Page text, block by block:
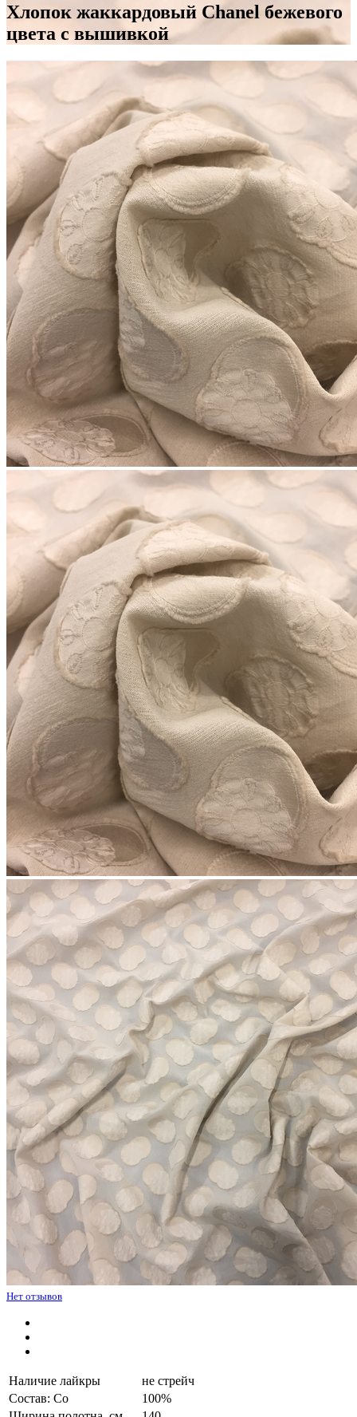
Хлопок жаккардовый Chanel бежевого
цвета с вышивкой
Нет отзывов
Наличие лайкры
не стрейч
Состав: Co
100%